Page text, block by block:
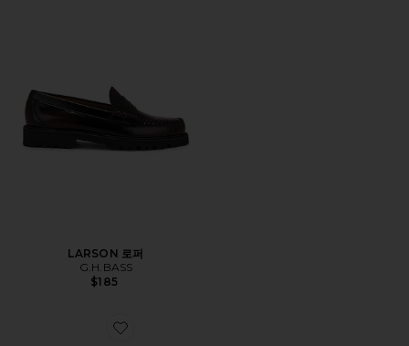
LARSON 로퍼
G.H.BASS
$185
Favorite LAYTON 로퍼